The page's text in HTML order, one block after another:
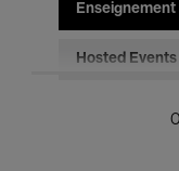
Enseignement
Hosted Events